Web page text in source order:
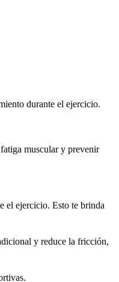
durante el ejercicio.
muscular y prevenir
el ejercicio. Esto te brinda
y reduce la fricción,